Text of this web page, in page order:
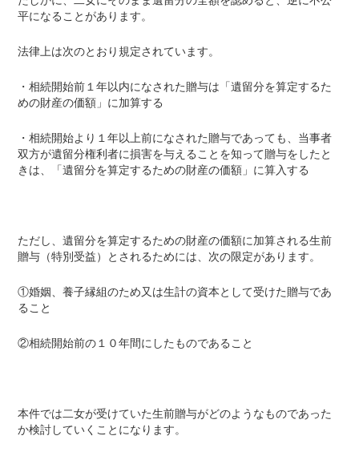
平になることがあります。
法律上は次のとおり規定されています。
・相続開始前１年以内になされた贈与は「遺留分を算定するた
めの財産の価額」に加算する
・相続開始より１年以上前になされた贈与であっても、当事者
双方が遺留分権利者に損害を与えることを知って贈与をしたと
きは、「遺留分を算定するための財産の価額」に算入する
ただし、遺留分を算定するための財産の価額に加算される生前
贈与（特別受益）とされるためには、次の限定があります。
①婚姻、養子縁組のため又は生計の資本として受けた贈与であ
ること
②相続開始前の１０年間にしたものであること
本件では二女が受けていた生前贈与がどのようなものであった
か検討していくことになります。